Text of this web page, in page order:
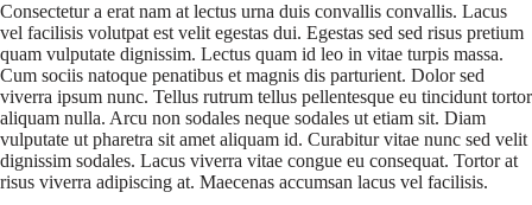
Consectetur a erat nam at lectus urna duis convallis convallis. Lacus
vel facilisis volutpat est velit egestas dui. Egestas sed sed risus pretium
quam vulputate dignissim. Lectus quam id leo in vitae turpis massa.
Cum sociis natoque penatibus et magnis dis parturient. Dolor sed
viverra ipsum nunc. Tellus rutrum tellus pellentesque eu tincidunt tortor
aliquam nulla. Arcu non sodales neque sodales ut etiam sit. Diam
vulputate ut pharetra sit amet aliquam id. Curabitur vitae nunc sed velit
dignissim sodales. Lacus viverra vitae congue eu consequat. Tortor at
risus viverra adipiscing at. Maecenas accumsan lacus vel facilisis.